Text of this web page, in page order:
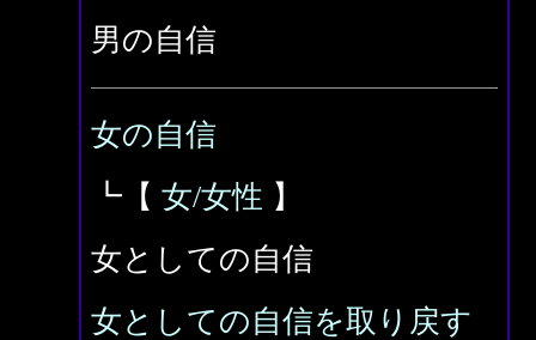
男の自信
女の自信
┗【 女/女性 】
女としての自信
女としての自信を取り戻す